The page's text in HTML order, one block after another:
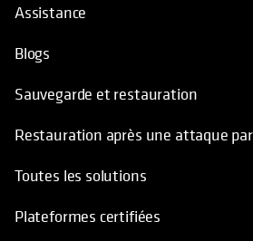
Assistance
Blogs
Sauvegarde et restauration
Restauration après une attaque
Toutes les solutions
Plateformes certifiées